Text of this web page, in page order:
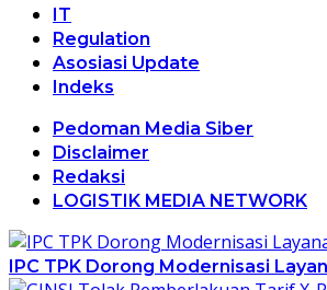
IT
Regulation
Asosiasi Update
Indeks
Pedoman Media Siber
Disclaimer
Redaksi
LOGISTIK MEDIA NETWORK
IPC TPK Dorong Modernisasi